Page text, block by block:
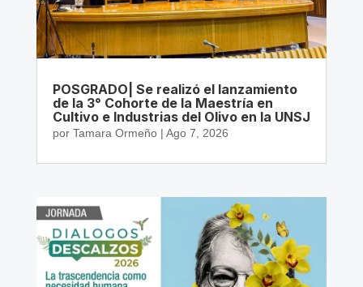
POSGRADO| Se realizó el lanzamiento
de la 3° Cohorte de la Maestría en
Cultivo e Industrias del Olivo en la UNSJ
por Tamara Ormeño| Ago 7, 2026